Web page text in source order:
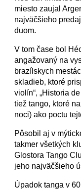
miesto zaujal
najväčšieho
duom.
V tom čase bol
angažovaný na
brazílskych
skladieb, ktoré
violín“, „Historia
tiež tango, ktoré
noci) ako poctu
Pôsobil aj v
takmer všetkých
Glostora Tango
jeho najväčšieho
Úpadok tanga v